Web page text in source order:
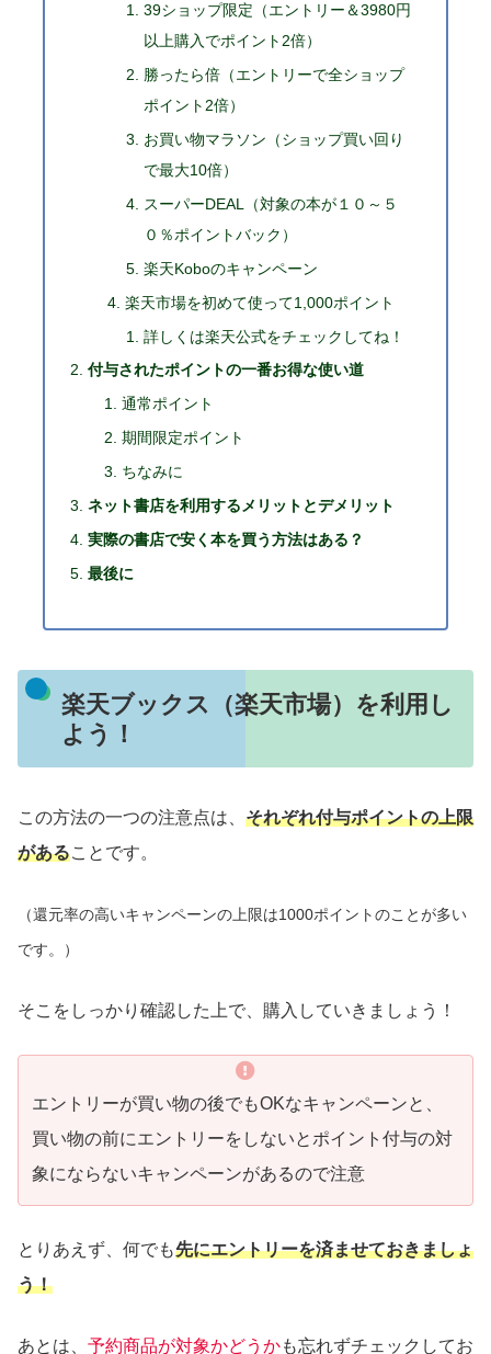
39ショップ限定（エントリー＆3980円
以上購入でポイント2倍）
勝ったら倍（エントリーで全ショップ
ポイント2倍）
お買い物マラソン（ショップ買い回り
で最大10倍）
スーパーDEAL（対象の本が１０～５
０％ポイントバック）
楽天Koboのキャンペーン
楽天市場を初めて使って1,000ポイント
詳しくは楽天公式をチェックしてね！
付与されたポイントの一番お得な使い道
通常ポイント
期間限定ポイント
ちなみに
ネット書店を利用するメリットとデメリット
実際の書店で安く本を買う方法はある？
最後に
楽天ブックス（楽天市場）を利用し
よう！
この方法の一つの注意点は、 それぞれ付与ポイントの上限
があることです。
（還元率の高いキャンペーンの上限は1000ポイントのことが多い
です。）
そこをしっかり確認した上で、購入していきましょう！
エントリーが買い物の後でもOKなキャンペーンと、
買い物の前にエントリーをしないとポイント付与の対
象にならないキャンペーンがあるので注意
とりあえず、何でも先にエントリーを済ませておきましょ
う！
あとは、 予約商品が対象かどうかも忘れずチェックしてお